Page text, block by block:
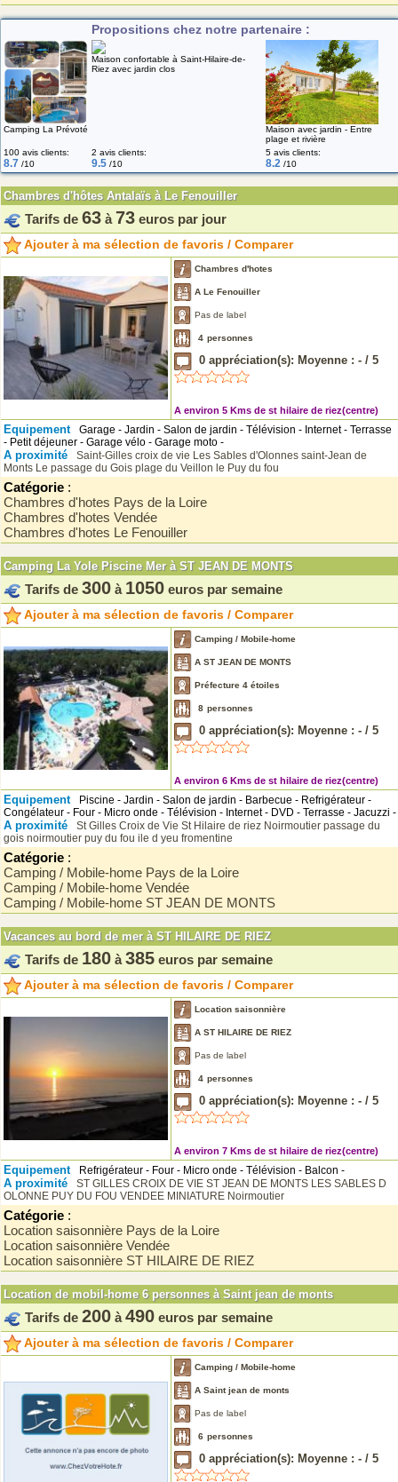
Propositions chez notre partenaire :
Camping La Prévoté
Maison confortable à Saint-Hilaire-de-
Riez avec jardin clos
Maison avec jardin - Entre
plage et rivière
100 avis clients:
8.7 /10
2 avis clients:
9.5 /10
5 avis clients:
8.2 /10
Chambres d'hôtes Antalaïs à Le Fenouiller
Tarifs de 63 à 73 euros par jour
Ajouter à ma sélection de favoris / Comparer
Chambres d'hotes
A Le Fenouiller
Pas de label
4 personnes
0 appréciation(s): Moyenne : - / 5
A environ 5 Kms de st hilaire de riez(centre)
Equipement
Garage - Jardin - Salon de jardin - Télévision - Internet - Terrasse
- Petit déjeuner - Garage vélo - Garage moto -
A proximité Saint-Gilles croix de vie Les Sables d'Olonnes saint-Jean de
Monts Le passage du Gois plage du Veillon le Puy du fou
Catégorie :
Chambres d'hotes Pays de la Loire
Chambres d'hotes Vendée
Chambres d'hotes Le Fenouiller
Camping La Yole Piscine Mer à ST JEAN DE MONTS
Tarifs de 300 à 1050 euros par semaine
Ajouter à ma sélection de favoris / Comparer
Camping / Mobile-home
A ST JEAN DE MONTS
Préfecture 4 étoiles
8 personnes
0 appréciation(s): Moyenne : - / 5
A environ 6 Kms de st hilaire de riez(centre)
Equipement
Piscine - Jardin - Salon de jardin - Barbecue - Refrigérateur -
Congélateur - Four - Micro onde - Télévision - Internet - DVD - Terrasse - Jacuzzi -
A proximité St Gilles Croix de Vie St Hilaire de riez Noirmoutier passage du
gois noirmoutier puy du fou ile d yeu fromentine
Catégorie :
Camping / Mobile-home Pays de la Loire
Camping / Mobile-home Vendée
Camping / Mobile-home ST JEAN DE MONTS
Vacances au bord de mer à ST HILAIRE DE RIEZ
Tarifs de 180 à 385 euros par semaine
Ajouter à ma sélection de favoris / Comparer
Location saisonnière
A ST HILAIRE DE RIEZ
Pas de label
4 personnes
0 appréciation(s): Moyenne : - / 5
A environ 7 Kms de st hilaire de riez(centre)
Equipement Refrigérateur - Four - Micro onde - Télévision - Balcon -
A proximité ST GILLES CROIX DE VIE ST JEAN DE MONTS LES SABLES D
OLONNE PUY DU FOU VENDEE MINIATURE Noirmoutier
Catégorie :
Location saisonnière Pays de la Loire
Location saisonnière Vendée
Location saisonnière ST HILAIRE DE RIEZ
Location de mobil-home 6 personnes à Saint jean de monts
Tarifs de 200 à 490 euros par semaine
Ajouter à ma sélection de favoris / Comparer
Camping / Mobile-home
A Saint jean de monts
Pas de label
6 personnes
0 appréciation(s): Moyenne : - / 5